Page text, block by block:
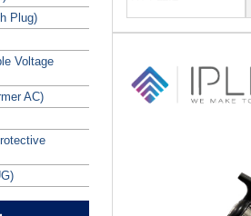
Plug)
Voltage
AC)